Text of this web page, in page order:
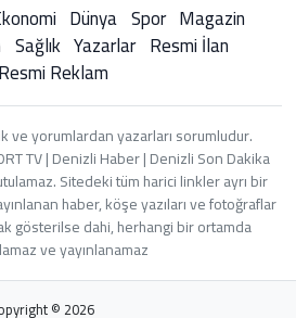
Dünya Spor Magazin
Sağlık Yazarlar Resmi İlan
Resmi Reklam
ve yorumlardan yazarları sorumludur.
TV | Denizli Haber | Denizli Son Dakika
Sitedeki tüm harici linkler ayrı bir
haber, köşe yazıları ve fotoğraflar
gösterilse dahi, herhangi bir ortamda
ve yayınlanamaz
© 2026